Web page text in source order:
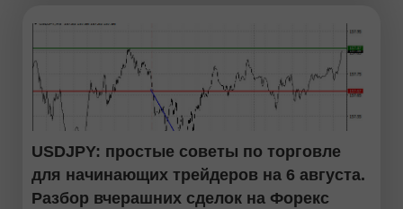
USDJPY: простые советы по торговле
для начинающих трейдеров на 6 августа.
Разбор вчерашних сделок на Форекс